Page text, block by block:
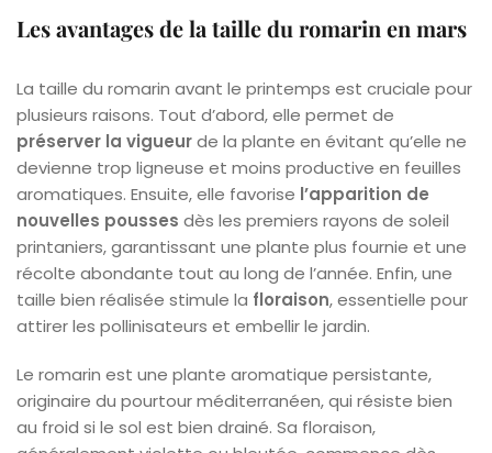
Les avantages de la taille du romarin en mars
La taille du romarin avant le printemps est cruciale pour
plusieurs raisons. Tout d’abord, elle permet de
préserver la vigueurde la plante en évitant qu’elle ne
devienne trop ligneuse et moins productive en feuilles
aromatiques. Ensuite, elle favorise l’apparition de
nouvelles pousses dès les premiers rayons de soleil
printaniers, garantissant une plante plus fournie et une
récolte abondante tout au long de l’année. Enfin, une
taille bien réalisée stimule la floraison, essentielle pour
attirer les pollinisateurs et embellir le jardin.
Le romarin est une plante aromatique persistante,
originaire du pourtour méditerranéen, qui résiste bien
au froid si le sol est bien drainé. Sa floraison,